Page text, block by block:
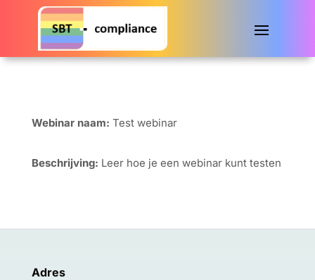
Webinar naam: Test webinar
Beschrijving: Leer hoe je een webinar kunt testen
Adres